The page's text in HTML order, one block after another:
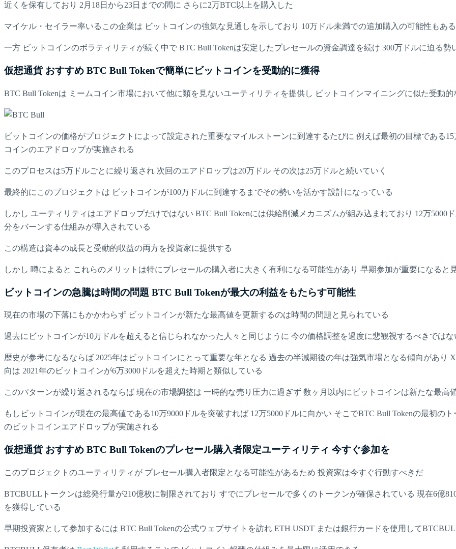
近くを保有しており 2月18日から23日までの間に さらに2万BTC以上を購入した
マイケル・セイラー率いるこの企業は ビットコインの強気な見通しを示しており 10万ドル未満での追加購入の可能性もある
一方 ビットコインのボラティリティが続く中で BTC Bull Tokenは安定したプレセールの資金調達を続け 300万ドルに迫る勢
仮想通貨 おすすめ BTC Bull Tokenで簡単にビットコインを受動的に獲得
BTC Bull Tokenは ミームコイン市場において他に類を見ないユーティリティを提供し ビットコインマイニングに似た受動
ビットコインの価格がプロジェクトによって設定された重要なマイルストーンに到達するたびに 例えば最初の目標である
コインのエアドロップが実施される
このプロセスは5万ドルごとに繰り返され 次回のエアドロップは20万ドル その次は25万ドルと続いていく
最終的にこのプロジェクトは ビットコインが100万ドルに到達するまでその勢いを活かす設計になっている
しかし ユーティリティはエアドロップだけではない BTC Bull Tokenには供給削減メカニズムが組み込まれており 12万5000
分をバーンする仕組みが導入されている
この構造は資本の成長と受動的収益の両方を投資家に提供する
しかし 噂によると これらのメリットは特にプレセールの購入者に大きく有利になる可能性があり 早期参加が重要になると
ビットコインの急騰は時間の問題 BTC Bull Tokenが最大の利益をもたらす可能性
現在の市場の下落にもかかわらず ビットコインが新たな最高値を更新するのは時間の問題と見られている
過去にビットコインが10万ドルを超えると信じられなかった人々と同じように 今の価格調整を過度に悲観視するべきではな
歴史が参考になるならば 2025年はビットコインにとって重要な年となる 過去の半減期後の年は強気市場となる傾向があり
向は 2021年のビットコインが6万3000ドルを超えた時期と類似している
このパターンが繰り返されるならば 現在の市場調整は 一時的な売り圧力に過ぎず 数ヶ月以内にビットコインは新たな最高
もしビットコインが現在の最高値である10万9000ドルを突破すれば 12万5000ドルに向かい そこでBTC Bull Tokenの最初の
のビットコインエアドロップが実施される
仮想通貨 おすすめ BTC Bull Tokenのプレセール購入者限定ユーティリティ 今すぐ参加を
このプロジェクトのユーティリティが プレセール購入者限定となる可能性があるため 投資家は今すぐ行動すべきだ
BTCBULLトークンは総発行量が210億枚に制限されており すでにプレセールで多くのトークンが確保されている 現在6億
を獲得している
早期投資家として参加するには BTC Bull Tokenの公式ウェブサイトを訪れ ETH USDT または銀行カードを使用して